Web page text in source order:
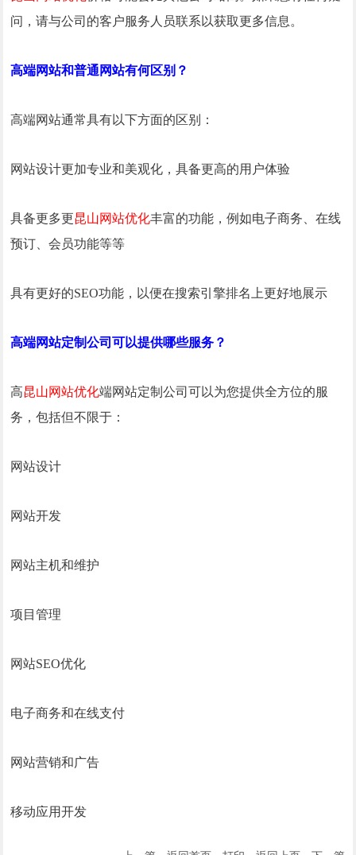
问，请与公司的客户服务人员联系以获取更多信息。
高端网站和普通网站有何区别？
高端网站通常具有以下方面的区别：
网站设计更加专业和美观化，具备更高的用户体验
具备更多更昆山网站优化丰富的功能，例如电子商务、在线
预订、会员功能等等
具有更好的SEO功能，以便在搜索引擎排名上更好地展示
高端网站定制公司可以提供哪些服务？
高昆山网站优化端网站定制公司可以为您提供全方位的服
务，包括但不限于：
网站设计
网站开发
网站主机和维护
项目管理
网站SEO优化
电子商务和在线支付
网站营销和广告
移动应用开发